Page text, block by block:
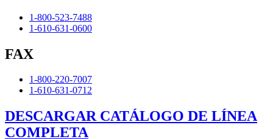
1-800-523-7488
1-610-631-0600
FAX
1-800-220-7007
1-610-631-0712
DESCARGAR CATÁLOGO DE LÍNEA
COMPLETA